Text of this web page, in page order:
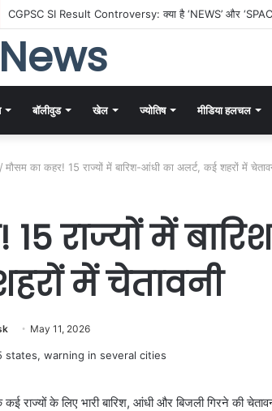
CGPSC SI Result Controversy: क्या है ‘NEWS’ और
बॉलीवुड खेल ज्योतिष मीडिया हलचल
/ मौसम का कहर! 15 राज्यों में बारिश-आंधी का अलर्ट, कई शहरों में
राज्यों में
में चेतावनी
May 11, 2026
राज्यों के लिए भारी बारिश, आंधी और बिजली गिरने की